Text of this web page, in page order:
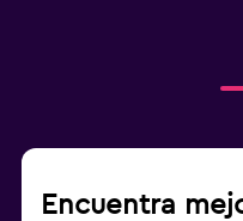
Encuentra